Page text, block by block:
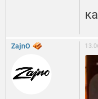
ZajnO